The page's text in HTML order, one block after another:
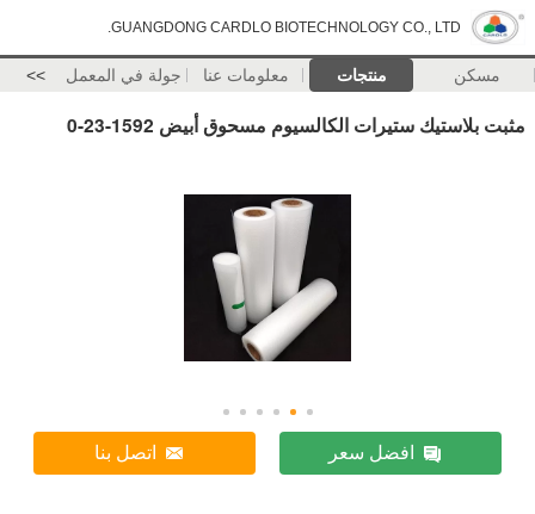
GUANGDONG CARDLO BIOTECHNOLOGY CO., LTD.
مسكن منتجات معلومات عنا جولة في المعمل >>
مثبت بلاستيك ستيرات الكالسيوم مسحوق أبيض 1592-23-0
افضل سعر اتصل بنا